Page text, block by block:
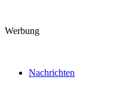
Werbung
Nachrichten